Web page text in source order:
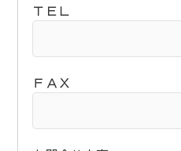
ＴＥＬ
ＦＡＸ